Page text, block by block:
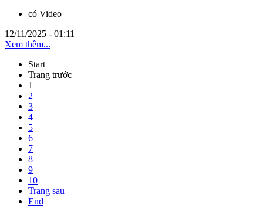
có Video
12/11/2025 - 01:11
Xem thêm...
Start
Trang trước
1
2
3
4
5
6
7
8
9
10
Trang sau
End